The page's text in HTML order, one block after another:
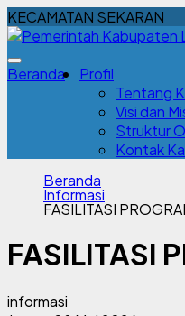
KECAMATAN SEKARAN
Beranda
Profil
Tentang
Visi dan
Struktur
Kontak
Beranda
Informasi
FASILITASI
FASILITASI
informasi